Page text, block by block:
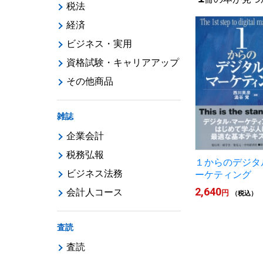
１からのデジ
ーケティング
2,640円 （税込）
税法
経済
ビジネス・実用
資格試験・キャリアアップ
その他商品
雑誌
企業会計
税務弘報
ビジネス法務
会計人コース
査読
査読